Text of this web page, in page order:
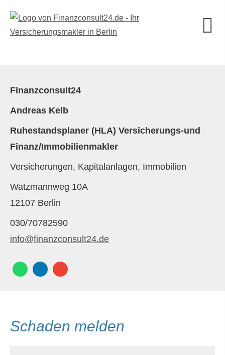
Finanzconsult24
Andreas Kelb
Ruhestandsplaner (HLA) Versicherungs-und
Finanz/Immobilienmakler
Versicherungen, Kapitalanlagen, Immobilien
Watzmannweg 10A
12107 Berlin
030/70782590
info@finanzconsult24.de
Schaden melden